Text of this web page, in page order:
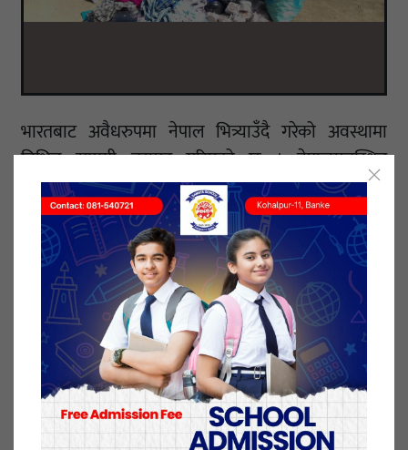
भारतबाट अवैधरुपमा नेपाल भित्र्याउँदै गरेको अवस्थामा
विभिन्न सामग्री बरामद गरिएको छ । नेपालगञ्जस्थित
जमुनाहमा रहेको विओपीबाट सशस्त्र प्रहरी निरीक्षक जिवलाल
बुढाको नेतृत्वमा गएको टोलीले नेपालगञ्ज १६ जयसपुरस्थित
दशगजा नजिकबाट विभिन्न सामान बरामद गरेको हो ।
भारतबाट नेपालतर्फ अपैधरुपमा युपी ४० एम ४८६७ नम्वरको
मोटरसाइकलमा सामान ल्याउँदै गरेको अवस्थामा कस्मेटिक
सामान, कपडा, चप्पल, सूर्तिजन्य पदार्थसहित करीव १ लाख
५५ हजार ६ सय रुपैयाँ बराबरको सामान बरामद गरिएको
सशस्त्र प्रहरीले जनाएको छ ।
२५ आश्विन २०७७, आईतवार प्रकाशित